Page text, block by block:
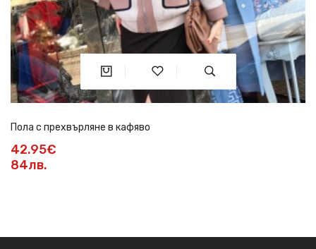
Пола с прехвърляне в кафяво
42.95€
84лв.